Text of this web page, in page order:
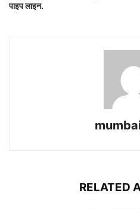
पाइप लाइन.
RELATED